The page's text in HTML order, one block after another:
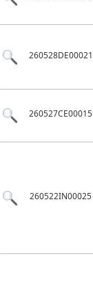
260528DE00021
260527CE00015
260522IN00025